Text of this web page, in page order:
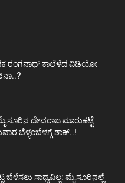
ರಂಗನಾಥ್ ಕಾಲೆಳೆದ ವಿಡಿಯೋ
ದೇವರಾಜ ಮಾರುಕಟ್ಟೆ
ಬೆಳ್ಳಂಬೆಳಗ್ಗೆ ಶಾಕ್..!
ಬೆಳೆಸಲು ಸಾಧ್ಯವಿಲ್ಲ: ಮೈಸೂರಿನಲ್ಲೆ